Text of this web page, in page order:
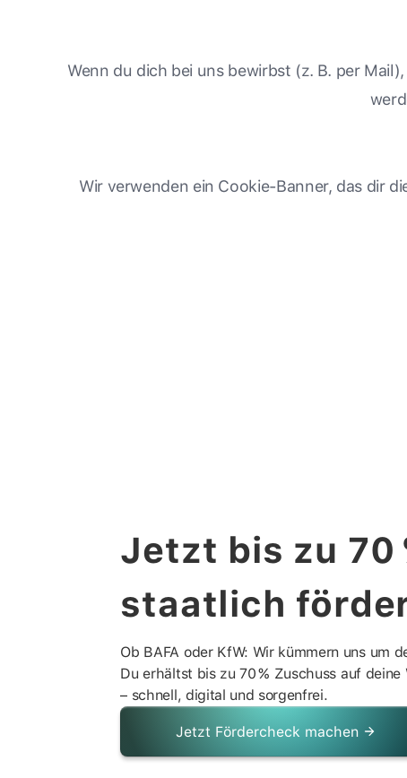
Wenn du dich bei uns bewirbst (z. B. per
Wir verwenden ein Cookie-Banner, das dir
Jetzt bis zu 70
staatlich
Ob BAFA oder KfW: Wir kümmern uns um
Du erhältst bis zu 70 % Zuschuss auf deine
– schnell, digital und sorgenfrei.
Jetzt Fördercheck machen